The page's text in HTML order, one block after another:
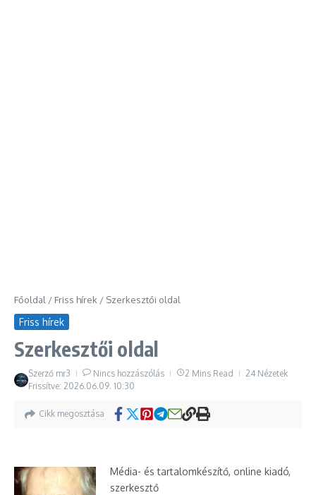
Főoldal / Friss hírek / Szerkesztői oldal
Friss hírek
Szerkesztői oldal
Szerző mr3 Nincs hozzászólás 2 Mins Read
24 Nézetek
Frissítve: 2026.06.09. 10:30
Cikk megosztása
Média- és tartalomkészítő, online kiadó,
szerkesztő